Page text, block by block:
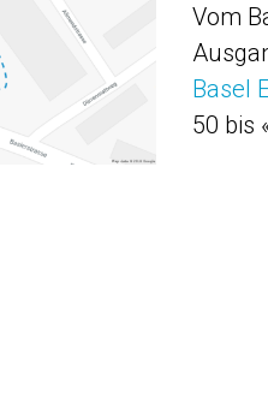
Vom
Basel
50 bis